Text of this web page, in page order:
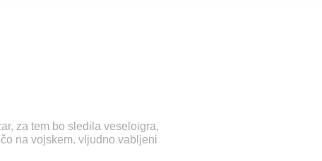
za tem bo sledila veseloigra,
na vojskem. vljudno vabljeni